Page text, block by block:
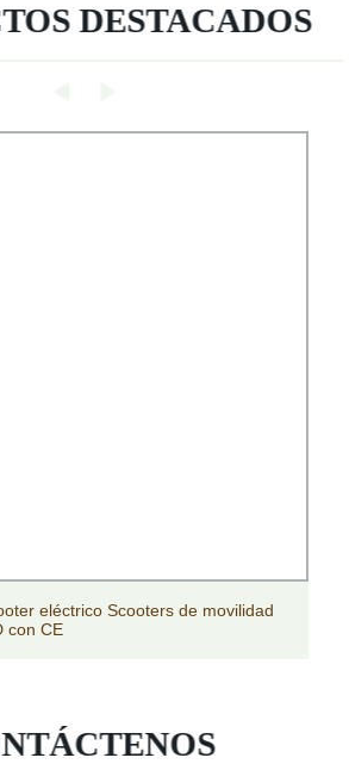
DESTACADOS
eléctrico Scooters de movilidad
con CE